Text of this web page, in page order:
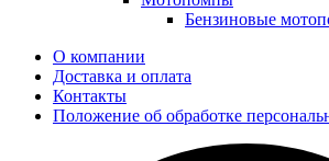
Бензиновые
О компании
Доставка и оплата
Контакты
Положение об обработке